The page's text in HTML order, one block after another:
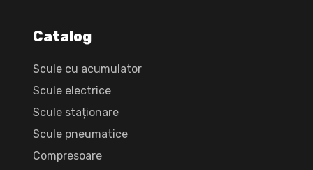
Catalog
Scule cu acumulator
Scule electrice
Scule staționare
Scule pneumatice
Compresoare